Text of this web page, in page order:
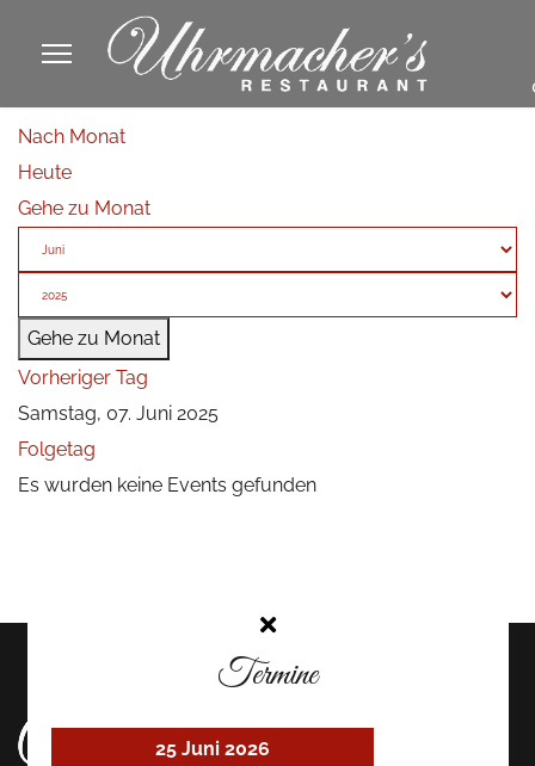
Nach Monat
Heute
Gehe zu Monat
Gehe zu Monat
Vorheriger Tag
Samstag, 07. Juni 2025
Folgetag
Es wurden keine Events gefunden
Termine
25 Juni 2026